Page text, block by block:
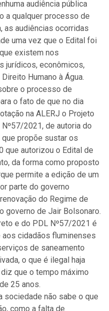
audiência pública
a qualquer processo de
as audiências ocorridas
uma vez que o Edital foi
existem nos
jurídicos, econômicos,
Humano à Água.
o processo de
o fato de que no dia
na ALERJ o Projeto
2021, de autoria do
que propõe sustar os
autorizou o Edital de
da forma como proposto
permite a edição de um
parte do governo
do Regime de
governo de Jair Bolsonaro.
e do PDL Nº57/2021 é
cidadãos fluminenses
de saneamento
o que é ilegal haja
que o tempo máximo
25 anos.
sociedade não sabe o que
como a falta de